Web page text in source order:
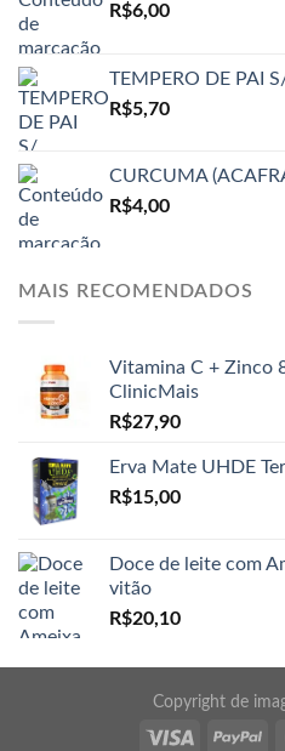
R$6,00
TEMPERO DE PAI
R$5,70
CURCUMA
R$4,00
MAIS RECOMENDADOS
Vitamina C + Zinco
ClinicMais
R$27,90
Erva Mate UHDE
R$15,00
Doce de leite com
vitão
R$20,10
Copyright de